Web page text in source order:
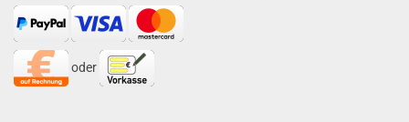
oder